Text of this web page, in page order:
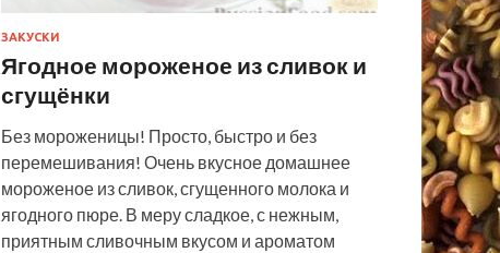
ЗАКУСКИ
Ягодное мороженое из сливок и
сгущёнки
Без мороженицы! Просто, быстро и без
перемешивания! Очень вкусное домашнее
мороженое из сливок, сгущенного молока и
ягодного пюре. В меру сладкое, с нежным,
приятным сливочным вкусом и ароматом